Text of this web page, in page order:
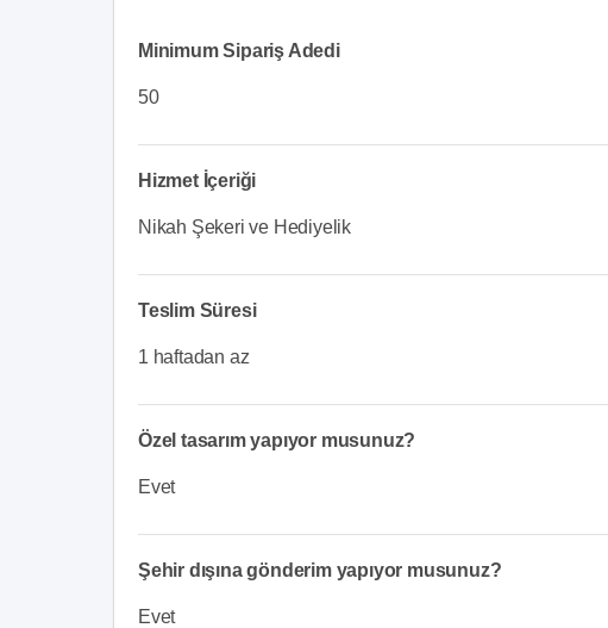
Minimum Sipariş Adedi
50
Hizmet İçeriği
Nikah Şekeri ve Hediyelik
Teslim Süresi
1 haftadan az
Özel tasarım yapıyor musunuz?
Evet
Şehir dışına gönderim yapıyor musunuz?
Evet